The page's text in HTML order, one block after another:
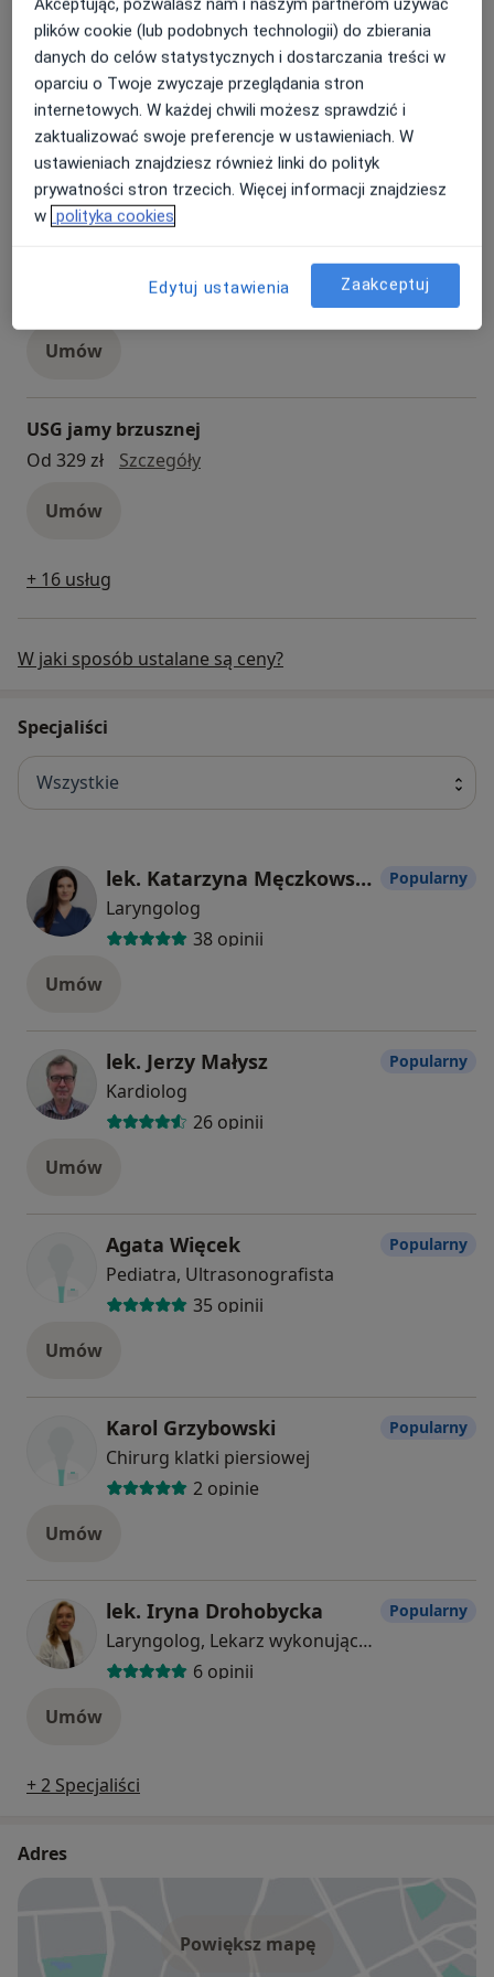
zlokalizowanych na terenie całego kraju). Do
dyspozycji Pacjentów pozostaje blisko 5000 lekarzy
kilkudziesięciu specjalności.
Umów
Konsultacja laryngologiczna
Od 319 zł
Szczegółykonsultacja laryngologiczna
Umów
Szczegóły konsultacja pediatryczna
Umów
USG jamy brzusznej
Od 329 zł
SzczegółyUSG jamy brzusznej
Umów
+ 16 usług
W jaki sposób ustalane są ceny?
Specjaliści
Wszystkie
lek. Katarzyna Męczkowska
Laryngolog
38 opinii
Popularny
Umów
lek. Jerzy Małysz
Kardiolog
26 opinii
Popularny
Umów
Agata Więcek
Pediatra, Ultrasonografista
35 opinii
Popularny
Umów
Karol Grzybowski
Chirurg klatki piersiowej
2 opinie
Popularny
Umów
lek. Iryna Drohobycka
Laryngolog, Lekarz wykonujący zabiegi medycyny estetycznej
6 opinii
Popularny
Umów
+ 2 Specjaliści
Adres
Powiększ mapę
plików cookie (lub podobnych technologii) do zbierania
danych do celów statystycznych i dostarczania treści w
oparciu o Twoje zwyczaje przeglądania stron
internetowych. W każdej chwili możesz sprawdzić i
zaktualizować swoje preferencje w ustawieniach. W
ustawieniach znajdziesz również linki do polityk
prywatności stron trzecich. Więcej informacji znajdziesz
w polityka cookies
Edytuj ustawienia Zaakceptuj